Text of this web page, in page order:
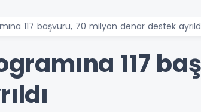
117 başvuru, 70 milyon denar destek
117